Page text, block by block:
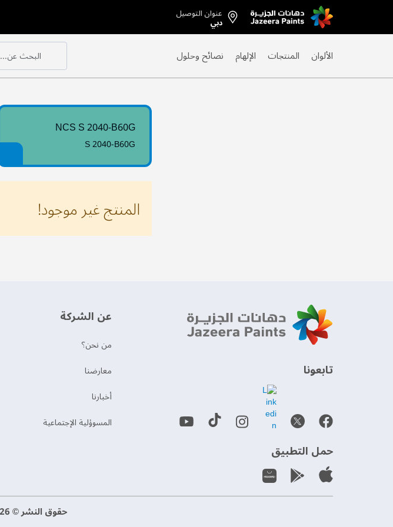
Skip
to
عنوان التوصيل
دبي
بحث
البحث عن...
بحث الألوان المنتجات الإلهام نصائح وحلول
NCS S 2040-B60G
S 2040-B60G
المنتج غير موجود!
‫تابعونا‬
حمل التطبيق
عن الشركة
من نحن؟
‫معارضنا‬
‫أخبارنا‬
المسوؤلية الإجتماعية
حقوق النشر © 2026 دهانات الجزيرة